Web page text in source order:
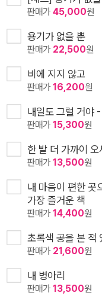
판매가45,000원
용기가 없을 뿐
판매가 22,500원
비에 지지 않고
판매가16,200원
내일도 그럴 거야
판매가15,300원
한 발 더 가까이 오
판매가13,500원
내 마음이 편한
가장 즐거운 책
판매가14,400원
초록색 공을 본 적
판매가 21,600원
내 병아리
판매가13,500원